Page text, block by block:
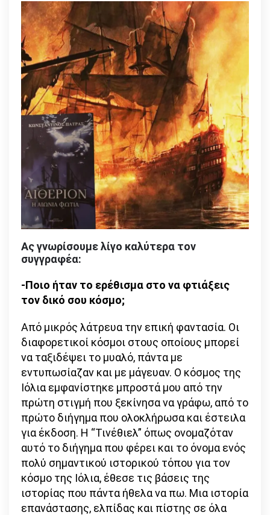
Ας γνωρίσουμε λίγο καλύτερα τον
συγγραφέα:
-Ποιο ήταν το ερέθισμα στο να φτιάξεις
τον δικό σου κόσμο;
Από μικρός λάτρευα την επική φαντασία. Οι
διαφορετικοί κόσμοι στους οποίους μπορεί
να ταξιδέψει το μυαλό, πάντα με
εντυπωσίαζαν και με μάγευαν. Ο κόσμος της
Ιόλια εμφανίστηκε μπροστά μου από την
πρώτη στιγμή που ξεκίνησα να γράφω, από το
πρώτο διήγημα που ολοκλήρωσα και έστειλα
για έκδοση. Η “Τινέθιελ” όπως ονομαζόταν
αυτό το διήγημα που φέρει και το όνομα ενός
πολύ σημαντικού ιστορικού τόπου για τον
κόσμο της Ιόλια, έθεσε τις βάσεις της
ιστορίας που πάντα ήθελα να πω. Μια ιστορία
επανάστασης, ελπίδας και πίστης σε όλα